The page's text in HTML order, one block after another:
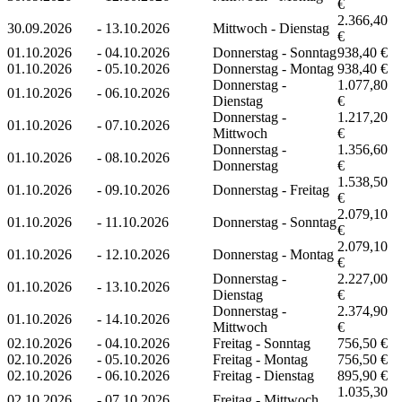
€
30.09.2026
- 13.10.2026 Mittwoch - Dienstag
2.366,40
€
01.10.2026
- 04.10.2026 Donnerstag - Sonntag938,40 €
01.10.2026
- 05.10.2026 Donnerstag - Montag 938,40 €
01.10.2026
- 06.10.2026
Donnerstag -
Dienstag
1.077,80
€
01.10.2026
- 07.10.2026
Donnerstag -
Mittwoch
1.217,20
€
01.10.2026
- 08.10.2026
Donnerstag -
Donnerstag
1.356,60
€
01.10.2026
- 09.10.2026 Donnerstag - Freitag
1.538,50
€
01.10.2026
- 11.10.2026 Donnerstag - Sonntag
2.079,10
€
01.10.2026
- 12.10.2026 Donnerstag - Montag
2.079,10
€
01.10.2026
- 13.10.2026
Donnerstag -
Dienstag
2.227,00
€
01.10.2026
- 14.10.2026
Donnerstag -
Mittwoch
2.374,90
€
02.10.2026
- 04.10.2026 Freitag - Sonntag
756,50 €
02.10.2026
- 05.10.2026 Freitag - Montag
756,50 €
02.10.2026
- 06.10.2026 Freitag - Dienstag
895,90 €
1.035,30